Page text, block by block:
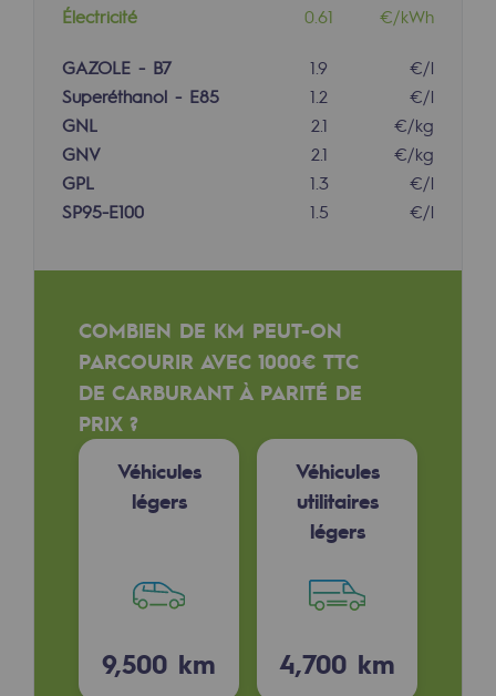
Mixité et égalité Femme-Homme
Sécurité
Sécurité
PARI 2035, le programme de sécurité
Santé et sécurité au travail
Sécurité industrielle
Gouvernance responsable
Gouvernance responsable
CADRE, le programme gouvernance
Organisation
Achats responsables
Fonds de dotation
Électricité
0.61 €/kWh
GAZOLE - B7 1.9
€/l
Superéthanol - E85
1.2
€/l
GNL
2.1
€/kg
GNV
2.1
€/kg
GPL
1.3
€/l
SP95-E100
1.5 €/l
COMBIEN DE KM PEUT-ON
PARCOURIR AVEC 1000€ TTC
DE CARBURANT À PARITÉ DE
PRIX ?
Véhicules
légers
9,500 km
Véhicules
utilitaires
légers
4,700 km